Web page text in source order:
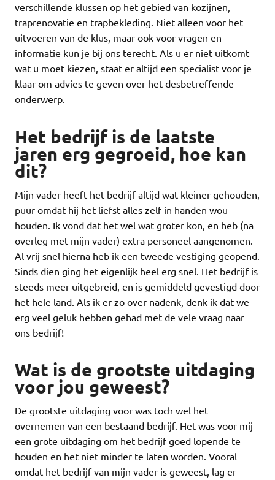
verschillende klussen op het gebied van kozijnen,
traprenovatie en trapbekleding. Niet alleen voor het
uitvoeren van de klus, maar ook voor vragen en
informatie kun je bij ons terecht. Als u er niet uitkomt
wat u moet kiezen, staat er altijd een specialist voor je
klaar om advies te geven over het desbetreffende
onderwerp.
Het bedrijf is de laatste
jaren erg gegroeid, hoe kan
dit?
Mijn vader heeft het bedrijf altijd wat kleiner gehouden,
puur omdat hij het liefst alles zelf in handen wou
houden. Ik vond dat het wel wat groter kon, en heb (na
overleg met mijn vader) extra personeel aangenomen.
Al vrij snel hierna heb ik een tweede vestiging geopend.
Sinds dien ging het eigenlijk heel erg snel. Het bedrijf is
steeds meer uitgebreid, en is gemiddeld gevestigd door
het hele land. Als ik er zo over nadenk, denk ik dat we
erg veel geluk hebben gehad met de vele vraag naar
ons bedrijf!
Wat is de grootste uitdaging
voor jou geweest?
De grootste uitdaging voor was toch wel het
overnemen van een bestaand bedrijf. Het was voor mij
een grote uitdaging om het bedrijf goed lopende te
houden en het niet minder te laten worden. Vooral
omdat het bedrijf van mijn vader is geweest, lag er